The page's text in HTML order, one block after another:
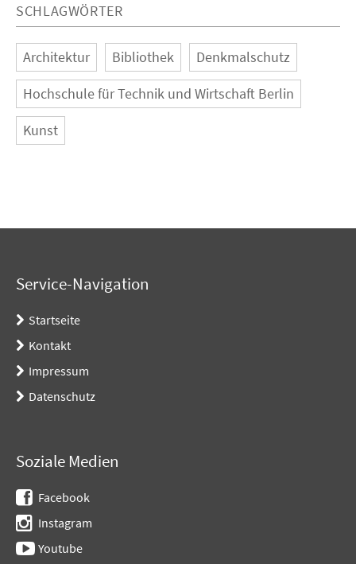
SCHLAGWÖRTER
Architektur Bibliothek
Denkmalschutz
Hochschule für Technik und Wirtschaft Berlin
Kunst
Service-Navigation
Startseite
Kontakt
Impressum
Datenschutz
Soziale Medien
Facebook
Instagram
Youtube